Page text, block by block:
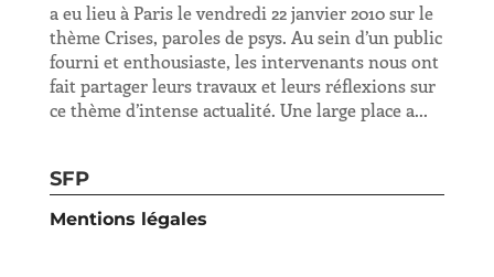
a eu lieu à Paris le vendredi 22 janvier 2010 sur le
thème Crises, paroles de psys. Au sein d’un public
fourni et enthousiaste, les intervenants nous ont
fait partager leurs travaux et leurs réflexions sur
ce thème d’intense actualité. Une large place a...
SFP
Mentions légales